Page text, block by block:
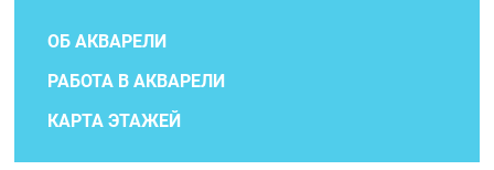
ОБ АКВАРЕЛИ
РАБОТА В АКВАРЕЛИ
КАРТА ЭТАЖЕЙ